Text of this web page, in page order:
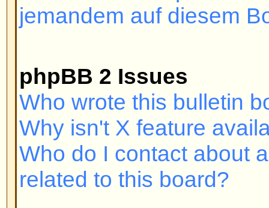
kontaktieren, um
überprüfen Sie Ihren
Passwort. Normalerweise liegt
nicht, kontaktieren Sie bitte den
es könnte eine fehlerhafte
vorliegen.